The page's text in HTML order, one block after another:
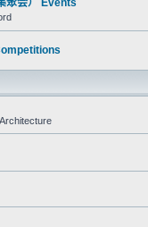
聚会） Events